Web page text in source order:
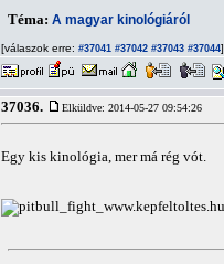
Téma: A magyar kinológiáról
[válaszok erre: #37041 #37042 #37043 #37044]
37036. Elküldve: 2014-05-27 09:54:26
Egy kis kinológia, mer má rég vót.